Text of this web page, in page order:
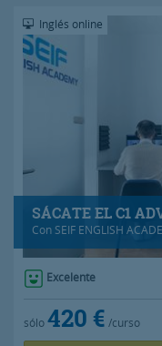
SÁCATE EL C1
Con SEIF ENGLISH
Inglés online
Excelente
sólo420 € /curso